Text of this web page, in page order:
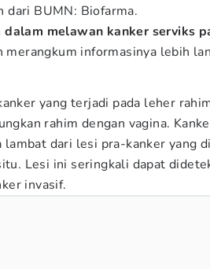
dari BUMN: Biofarma.
dalam melawan kanker serviks
merangkum informasinya lebih
yang terjadi pada leher
rahim dengan vagina.
lambat dari lesi pra-kanker yang
Lesi ini seringkali dapat
invasif.